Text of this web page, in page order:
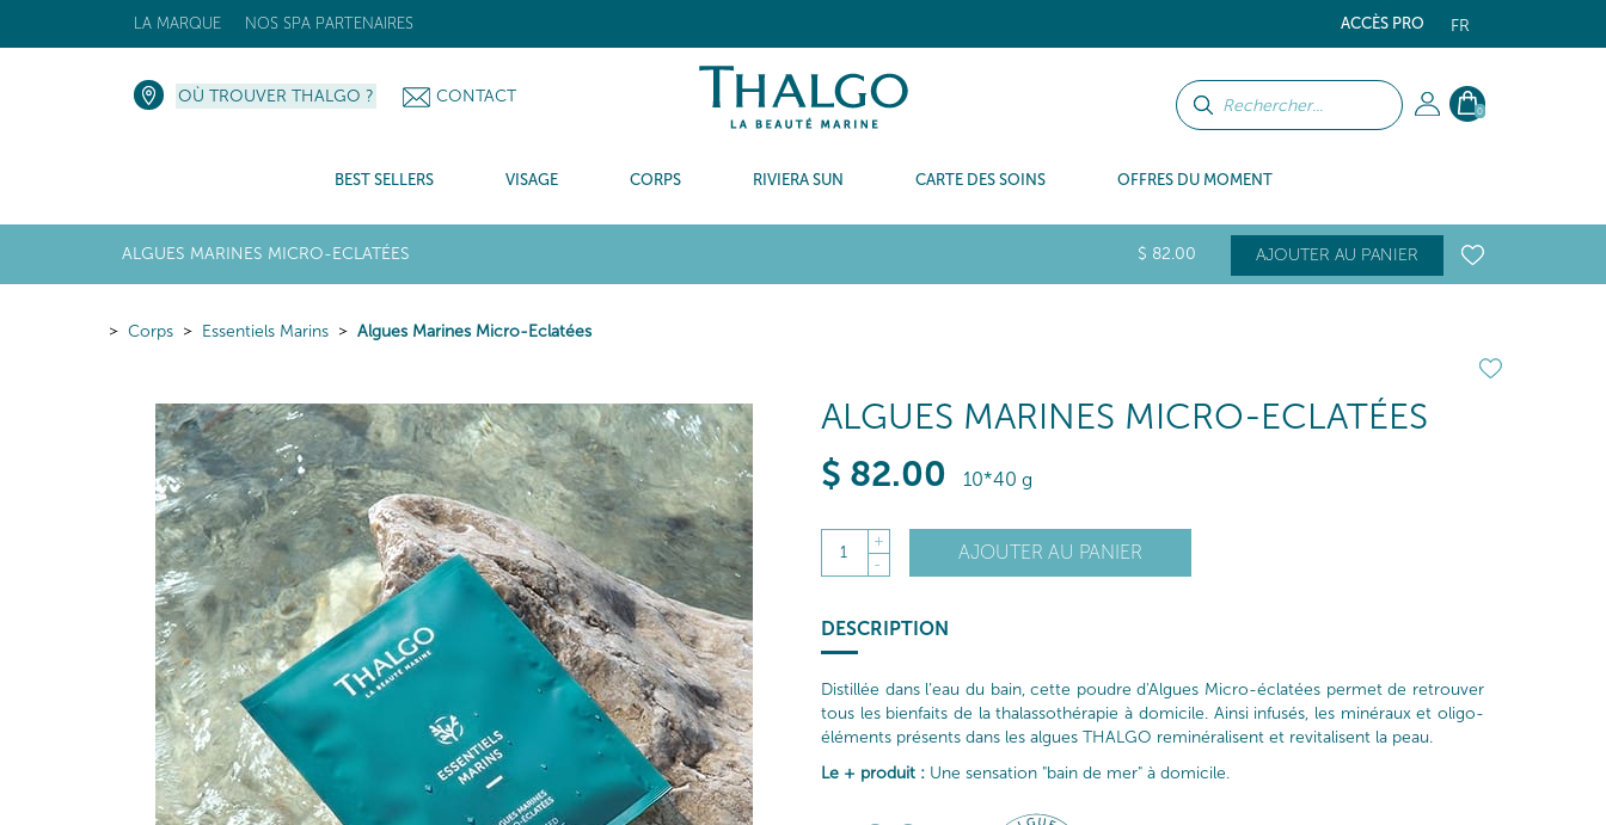
FR
ACCÈS PRO
LA MARQUE NOS SPA PARTENAIRES
0
OÙ TROUVER THALGO ? CONTACT
BEST SELLERS VISAGE CORPS RIVIERA SUN CARTE DES SOINS OFFRES DU MOMENT
ALGUES MARINES MICRO-ECLATÉES $ 82.00 AJOUTER AU PANIER
Corps Essentiels Marins Algues Marines Micro-Eclatées
ALGUES MARINES MICRO-ECLATÉES
$ 82.00 10*40 g
1
+
-
AJOUTER AU PANIER
DESCRIPTION
Distillée dans l’eau du bain, cette poudre d'Algues Micro-éclatées permet de retrouver
tous les bienfaits de la thalassothérapie à domicile. Ainsi infusés, les minéraux et oligo-
éléments présents dans les algues THALGO reminéralisent et revitalisent la peau.
Le + produit : Une sensation "bain de mer" à domicile.